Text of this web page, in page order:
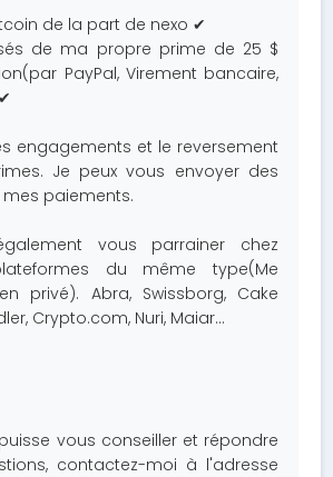
de la part de nexo ✔
de ma propre prime de 25 $
PayPal, Virement bancaire,
engagements et le reversement
Je peux vous envoyer des
paiements.
vous parrainer chez
du même type(Me
privé). Abra, Swissborg, Cake
Crypto.com, Nuri, Maiar...
vous conseiller et répondre
contactez-moi à l'adresse